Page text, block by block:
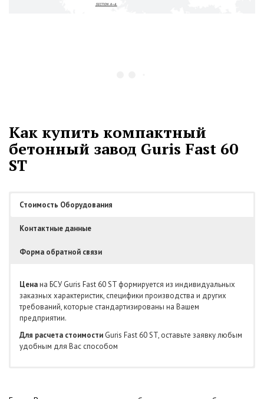
Как купить компактный
бетонный завод Guris Fast 60
ST
Стоимость Оборудования
Контактные данные
Форма обратной связи
Ценана БСУ Guris Fast 60 ST формируется из индивидуальных
заказных характеристик, специфики производства и других
требований, которые стандартизированы на Вашем
предприятии.
Для расчета стоимости Guris Fast 60 ST, оставьте заявку любым
удобным для Вас способом